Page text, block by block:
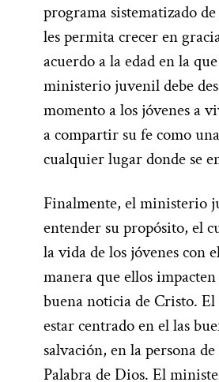
programa sistematizado
les permita crecer en
acuerdo a la edad en la
ministerio juvenil debe
momento a los jóvenes a
a compartir su fe como
cualquier lugar donde se
Finalmente, el ministerio
entender su propósito, el
la vida de los jóvenes con
manera que ellos
buena noticia de Cristo.
estar centrado en el las
salvación, en la persona
Palabra de Dios. El